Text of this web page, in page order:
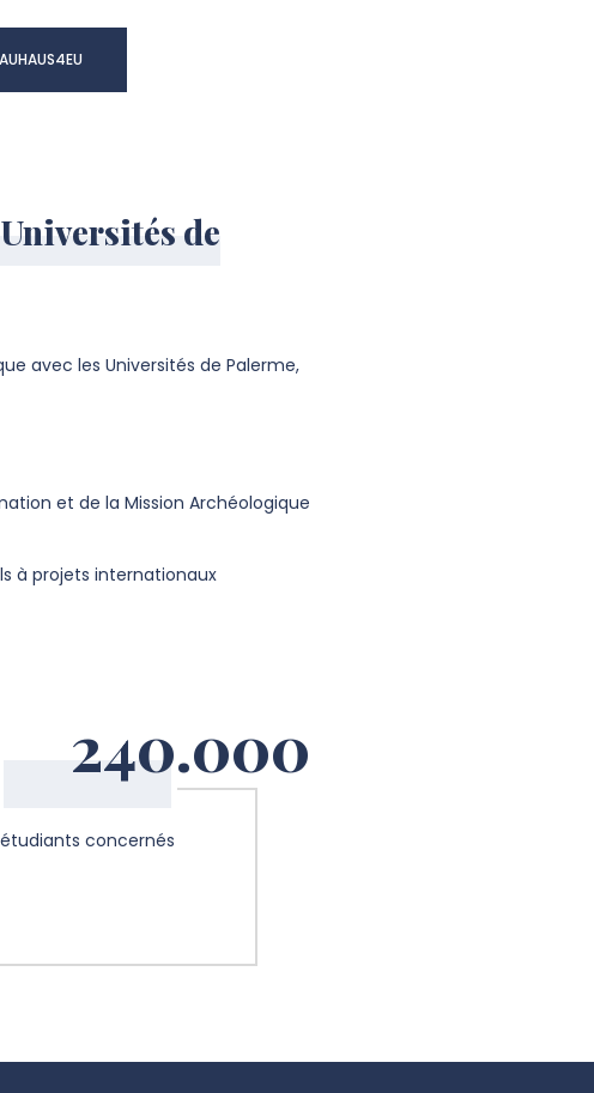
de
avec les Universités de Palerme,
et de la Mission Archéologique
à projets internationaux
240.000
étudiants concernés